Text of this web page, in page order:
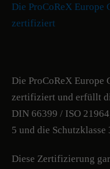
Die ProCoReX Europe
zertifiziert
Die ProCoReX Europe
zertifiziert und erfüllt
DIN 66399 / ISO
5 und die Schutzklasse
Diese Zertifizierung